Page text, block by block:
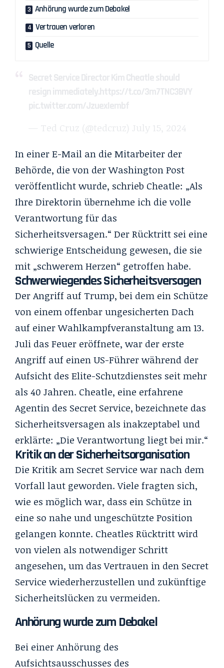
Anhörung wurde zum Debakel
Vertrauen verloren
Quelle
Secret Service Director Kim Cheatle should
resign immediately.https://t.co/3m7TNC3BVY
pic.twitter.com/JzuexIembf
— Ted Cruz (@tedcruz) July 15, 2024
In einer E-Mail an die Mitarbeiter der
Behörde, die von der Washington Post
veröffentlicht wurde, schrieb Cheatle: „Als
Ihre Direktorin übernehme ich die volle
Verantwortung für das
Sicherheitsversagen.“ Der Rücktritt sei eine
schwierige Entscheidung gewesen, die sie
mit „schwerem Herzen“ getroffen habe.
Schwerwiegendes Sicherheitsversagen
Der Angriff auf Trump, bei dem ein Schütze
von einem offenbar ungesicherten Dach
auf einer Wahlkampfveranstaltung am 13.
Juli das Feuer eröffnete, war der erste
Angriff auf einen US-Führer während der
Aufsicht des Elite-Schutzdienstes seit mehr
als 40 Jahren. Cheatle, eine erfahrene
Agentin des Secret Service, bezeichnete das
Sicherheitsversagen als inakzeptabel und
erklärte: „Die Verantwortung liegt bei mir.“
Kritik an der Sicherheitsorganisation
Die Kritik am Secret Service war nach dem
Vorfall laut geworden. Viele fragten sich,
wie es möglich war, dass ein Schütze in
eine so nahe und ungeschützte Position
gelangen konnte. Cheatles Rücktritt wird
von vielen als notwendiger Schritt
angesehen, um das Vertrauen in den Secret
Service wiederherzustellen und zukünftige
Sicherheitslücken zu vermeiden.
Anhörung wurde zum Debakel
Bei einer Anhörung des
Aufsichtsausschusses des